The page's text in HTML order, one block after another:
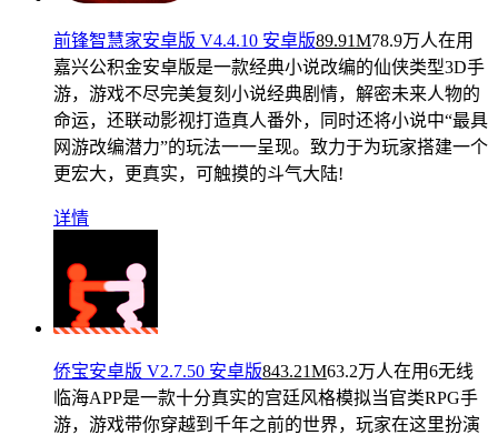
前锋智慧家安卓版 V4.4.10 安卓版89.91M78.9万人在用
嘉兴公积金安卓版是一款经典小说改编的仙侠类型3D手
游，游戏不尽完美复刻小说经典剧情，解密未来人物的
命运，还联动影视打造真人番外，同时还将小说中“最具
网游改编潜力”的玩法一一呈现。致力于为玩家搭建一个
更宏大，更真实，可触摸的斗气大陆!
详情
侨宝安卓版 V2.7.50 安卓版843.21M63.2万人在用6无线
临海APP是一款十分真实的宫廷风格模拟当官类RPG手
游，游戏带你穿越到千年之前的世界，玩家在这里扮演